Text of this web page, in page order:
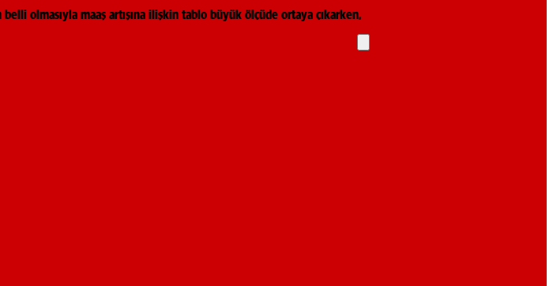
olmasıyla maaş artışına ilişkin tablo büyük ölçüde ortaya çıkarken,